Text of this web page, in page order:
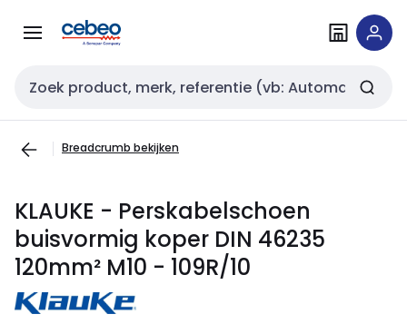
naar
naar
Zoekveld invoer
Breadcrumb bekijken
KLAUKE - Perskabelschoen
buisvormig koper DIN 46235
120mm² M10 - 109R/10